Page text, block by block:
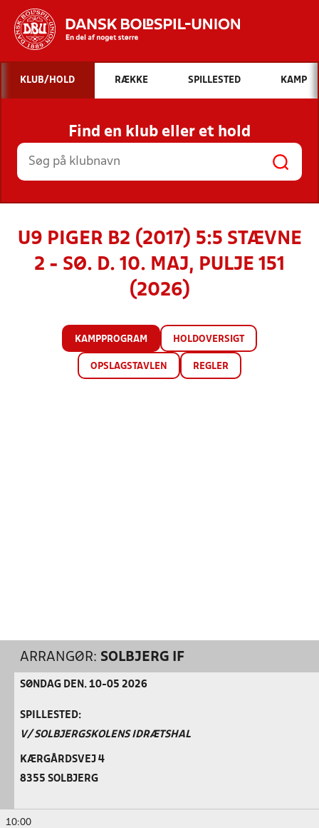
Hvad vil du søge efter?
INDHOLD OG NYHEDER
STILLINGER, RESULTATER, KLUBBER OG
HOLD
KLUB/HOLD RÆKKE SPILLESTED KAMP
Find en klub eller et hold
U9 PIGER B2 (2017) 5:5 STÆVNE
2 - SØ. D. 10. MAJ, PULJE 151
(2026)
KAMPPROGRAM HOLDOVERSIGT
OPSLAGSTAVLEN REGLER
ARRANGØR: SOLBJERG IF
SØNDAG DEN. 10-05 2026
SPILLESTED:
V/ SOLBJERGSKOLENS IDRÆTSHAL
KÆRGÅRDSVEJ 4
8355 SOLBJERG
10:00